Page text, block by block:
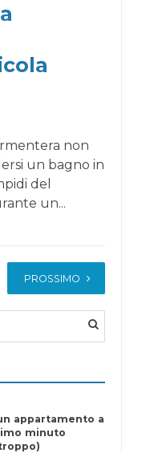
non
un bagno in
del
un...
6 7
PROSSIMO
appartamento a
minuto